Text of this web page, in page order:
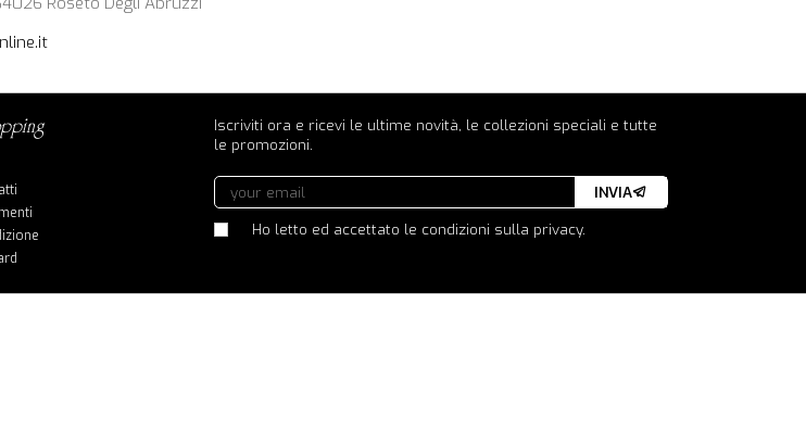
Iscriviti ora e ricevi le ultime novità, le collezioni speciali e tutte
le promozioni.
Ho letto ed accettato le condizioni sulla privacy.
INVIA